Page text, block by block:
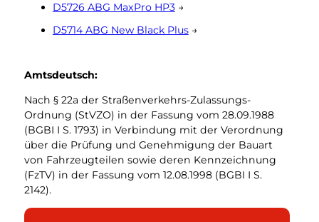
Tönungsfolie anbringen
Tönungsfolie formen
aufwerten
D5726 ABG MaxPro HP3→
D5714 ABG New Black Plus→
Amtsdeutsch:
Nach § 22a der Straßenverkehrs-Zulassungs-
Ordnung (StVZO) in der Fassung vom 28.09.1988
(BGBI I S. 1793) in Verbindung mit der Verordnung
über die Prüfung und Genehmigung der Bauart
von Fahrzeugteilen sowie deren Kennzeichnung
(FzTV) in der Fassung vom 12.08.1998 (BGBI I S.
2142).